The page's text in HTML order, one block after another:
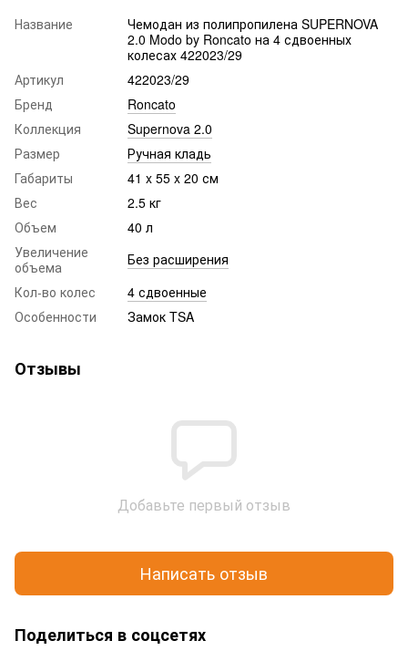
Название
Чемодан из полипропилена SUPERNOVA
2.0 Modo by Roncato на 4 сдвоенных
колесах 422023/29
Артикул
422023/29
Бренд
Roncato
Коллекция
Supernova 2.0
Размер
Ручная кладь
Габариты
41 x 55 x 20 см
Вес
2.5 кг
Объем
40 л
Увеличение
объема
Без расширения
Кол-во колес
4 сдвоенные
Особенности
Замок TSA
Отзывы
Добавьте первый отзыв
Написать отзыв
Поделиться в соцсетях